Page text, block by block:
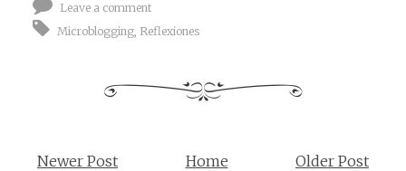
Leave a comment
Microblogging, Reflexiones
Newer Post Older Post
Home